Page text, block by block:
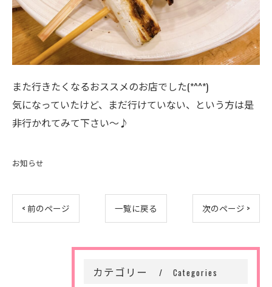
また行きたくなるおススメのお店でした(*^^*)
気になっていたけど、まだ行けていない、という方は是
非行かれてみて下さい～♪
お知らせ
< 前のページ 一覧に戻る 次のページ >
カテゴリー Categories